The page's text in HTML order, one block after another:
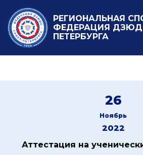
РЕГИОНАЛЬНАЯ
ФЕДЕРАЦИЯ
ПЕТЕРБУРГА
26
Ноябрь
2022
Аттестация на